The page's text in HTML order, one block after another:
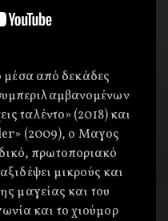
μέσα από δεκάδες
ταλέντο» (2018) και
(2009), o Μαγος
πρωτοποριακό
μικρούς και
μαγείας και του
και το χιούμορ